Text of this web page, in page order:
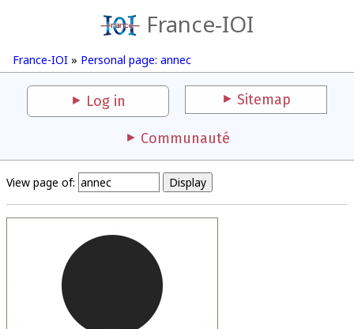
France-IOI
France-IOI » Personal page: annec
Log in Sitemap
Communauté
View page of: